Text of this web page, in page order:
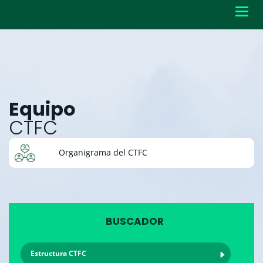
Equipo
CTFC
Organigrama del CTFC
BUSCADOR
Estructura CTFC